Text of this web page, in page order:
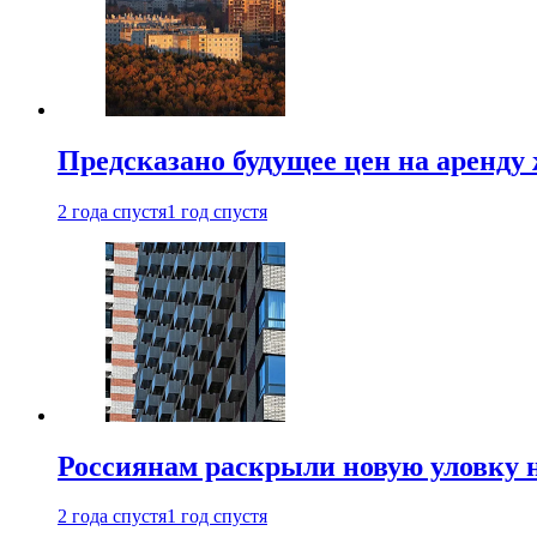
Предсказано будущее цен на
2 года спустя1 год спустя
Россиянам раскрыли новую уловку
2 года спустя1 год спустя